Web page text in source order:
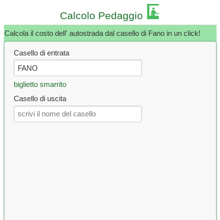
Calcolo Pedaggio
Calcola il costo dell' autostrada dal casello di Fano in un click!
Casello di entrata
biglietto smarrito
Casello di uscita